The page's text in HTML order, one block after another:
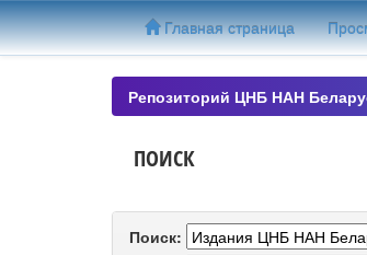
Skip
navigation
Главная страница
Репозиторий ЦНБ НАН
ПОИСК
Поиск: